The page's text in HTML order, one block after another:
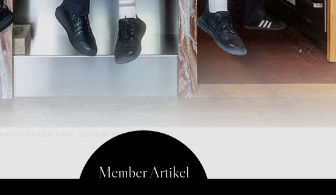
GÜNTHER UND JOCHIM BUSCH.